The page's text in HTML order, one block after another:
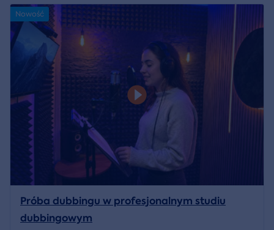
Nowość
Próba dubbingu w profesjonalnym studiu
dubbingowym